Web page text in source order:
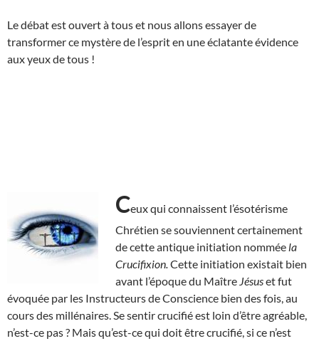
Le débat est ouvert à tous et nous allons essayer de
transformer ce mystère de l’esprit en une éclatante évidence
aux yeux de tous !
Ceux qui connaissent l’ésotérisme
Chrétien se souviennent certainement
de cette antique initiation nommée la
Crucifixion. Cette initiation existait bien
avant l’époque du Maître Jésuset fut
évoquée par les Instructeurs de Conscience bien des fois, au
cours des millénaires. Se sentir crucifié est loin d’être agréable,
n’est-ce pas ? Mais qu’est-ce qui doit être crucifié, si ce n’est